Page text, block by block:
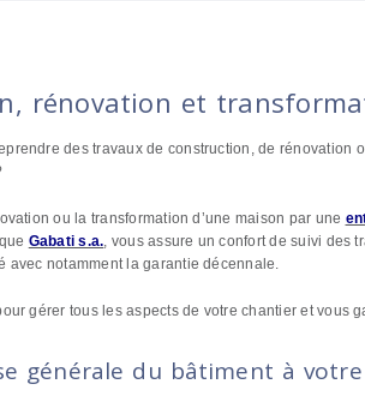
rénovation et
des travaux de construction, de rénovation
ou la transformation d’une maison par une
Gabati s.a., vous assure un confort de suivi des
avec notamment la garantie décennale.
gérer tous les aspects de votre chantier et vous
générale du bâtiment à votre